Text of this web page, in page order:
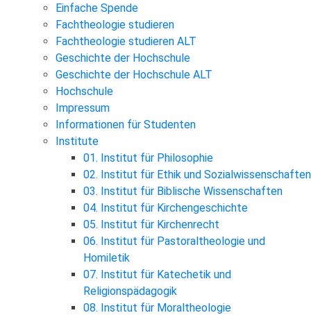
Einfache Spende
Fachtheologie studieren
Fachtheologie studieren ALT
Geschichte der Hochschule
Geschichte der Hochschule ALT
Hochschule
Impressum
Informationen für Studenten
Institute
01. Institut für Philosophie
02. Institut für Ethik und Sozialwissenschaften
03. Institut für Biblische Wissenschaften
04. Institut für Kirchengeschichte
05. Institut für Kirchenrecht
06. Institut für Pastoraltheologie und
Homiletik
07. Institut für Katechetik und
Religionspädagogik
08. Institut für Moraltheologie